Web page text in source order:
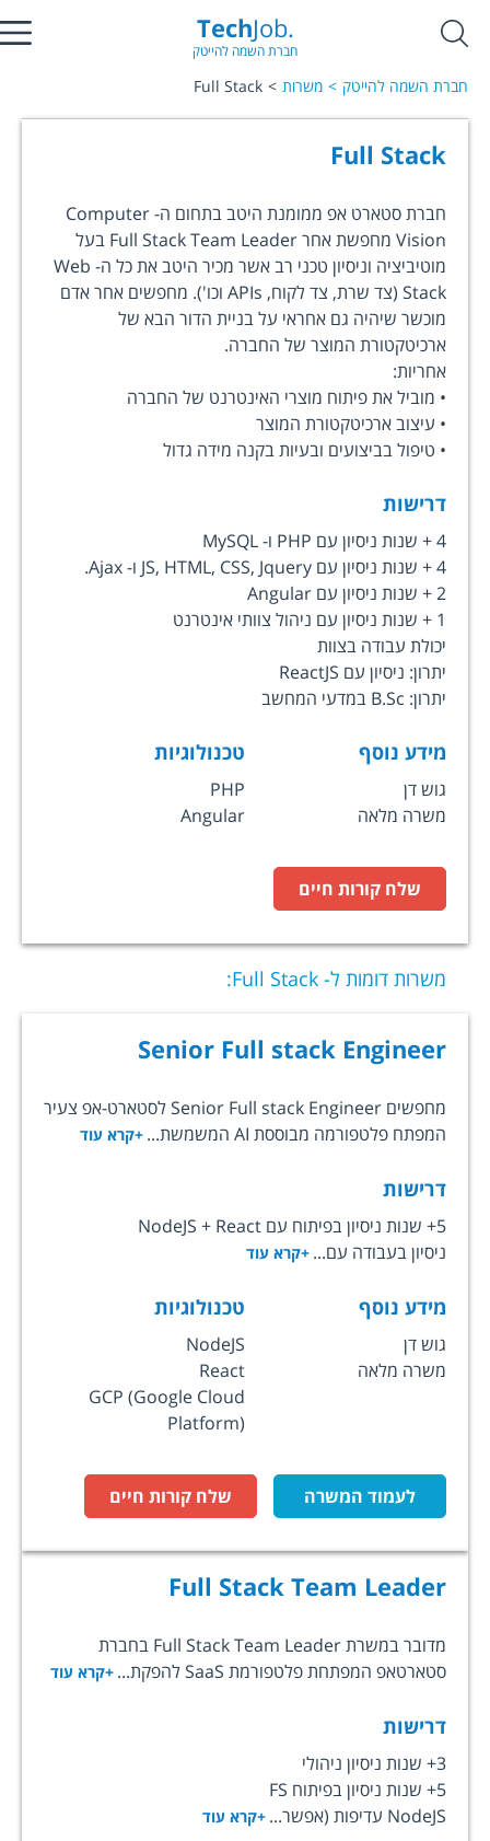
TechJob.
חברת השמה להייטק
חברת השמה להייטק משרות Full Stack
Full Stack
חברת סטארט אפ ממומנת היטב בתחום ה- Computer
Vision מחפשת אחר Full Stack Team Leader בעל
מוטיביציה וניסיון טכני רב אשר מכיר היטב את כל ה- Web
Stack (צד שרת, צד לקוח, APIs וכו'). מחפשים אחר אדם
מוכשר שיהיה גם אחראי על בניית הדור הבא של
ארכיטקטורת המוצר של החברה.
אחריות:
• מוביל את פיתוח מוצרי האינטרנט של החברה
• עיצוב ארכיטקטורת המוצר
• טיפול בביצועים ובעיות בקנה מידה גדול
דרישות
4 + שנות ניסיון עם PHP ו- MySQL
4 + שנות ניסיון עם JS, HTML, CSS, Jquery ו- Ajax.
2 + שנות ניסיון עם Angular
1 + שנות ניסיון עם ניהול צוותי אינטרנט
יכולת עבודה בצוות
יתרון: ניסיון עם ReactJS
יתרון: B.Sc במדעי המחשב
מידע נוסף
גוש דן
משרה מלאה
טכנולוגיות
PHP
Angular
שלח קורות חיים
משרות דומות ל- Full Stack
:
Senior Full stack Engineer
מחפשים Senior Full stack Engineer לסטארט-אפ צעיר
המפתח פלטפורמה מבוססת AI המשמשת...
+קרא עוד
דרישות
5+ שנות ניסיון בפיתוח עם NodeJS + React
ניסיון בעבודה עם... +קרא עוד
מידע נוסף
גוש דן
משרה מלאה
טכנולוגיות
NodeJS
React
GCP (Google Cloud
Platform)
לעמוד המשרה שלח קורות חיים
Full Stack Team Leader
מדובר במשרת Full Stack Team Leader בחברת
סטארטאפ המפתחת פלטפורמת SaaS להפקת...
+קרא עוד
דרישות
3+ שנות ניסיון ניהולי
5+ שנות ניסיון בפיתוח FS
NodeJS עדיפות (אפשר...
+קרא עוד